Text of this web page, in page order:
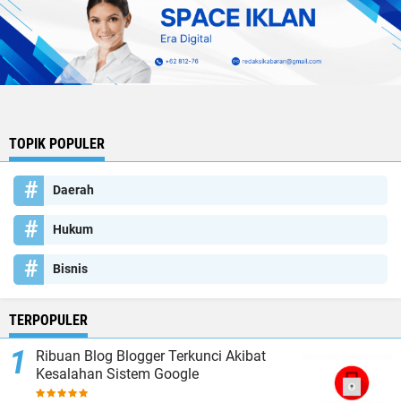
TOPIK POPULER
Daerah
Hukum
Bisnis
TERPOPULER
Ribuan Blog Blogger Terkunci Akibat
Kesalahan Sistem Google